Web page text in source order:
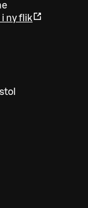
i ny flik